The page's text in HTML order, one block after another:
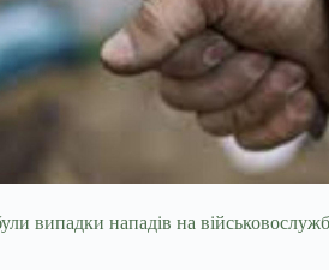
випадки нападів на